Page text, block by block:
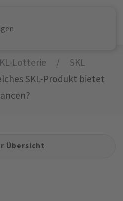
Lotterie
SKL
SKL-Produkt bietet
Übersicht